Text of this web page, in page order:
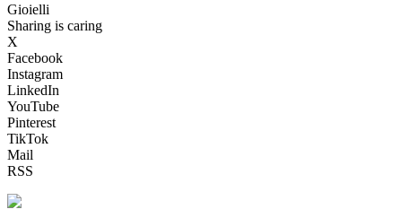
Gioielli
Sharing is caring
X
Facebook
Instagram
LinkedIn
YouTube
Pinterest
TikTok
Mail
RSS